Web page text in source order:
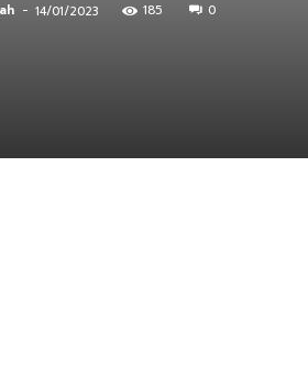
- 14/01/2023 185 0